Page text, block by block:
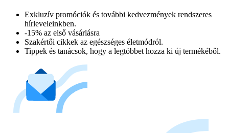
Exkluzív promóciók és további kedvezmények rendszeres
hírleveleinkben.
-15% az első vásárlásra
Szakértői cikkek az egészséges életmódról.
Tippek és tanácsok, hogy a legtöbbet hozza ki új termékéből.